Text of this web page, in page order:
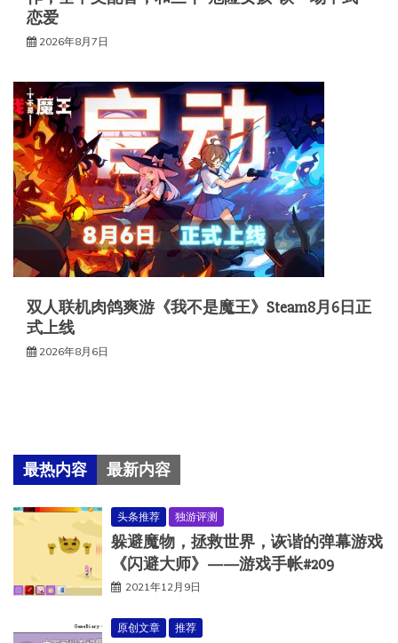
恋爱
2026年8月7日
双人联机肉鸽爽游《我不是魔王》Steam8月6日正
式上线
2026年8月6日
最热内容 最新内容
头条推荐 独游评测
躲避魔物，拯救世界，诙谐的弹幕游戏
《闪避大师》——游戏手帐#209
2021年12月9日
原创文章 推荐